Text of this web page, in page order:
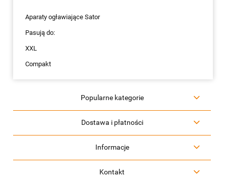
Aparaty ogławiające Sator
Pasują do:
XXL
Compakt
Popularne kategorie
Dostawa i płatności
Informacje
Kontakt